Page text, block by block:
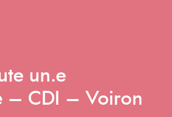
un.e
– CDI – Voiron